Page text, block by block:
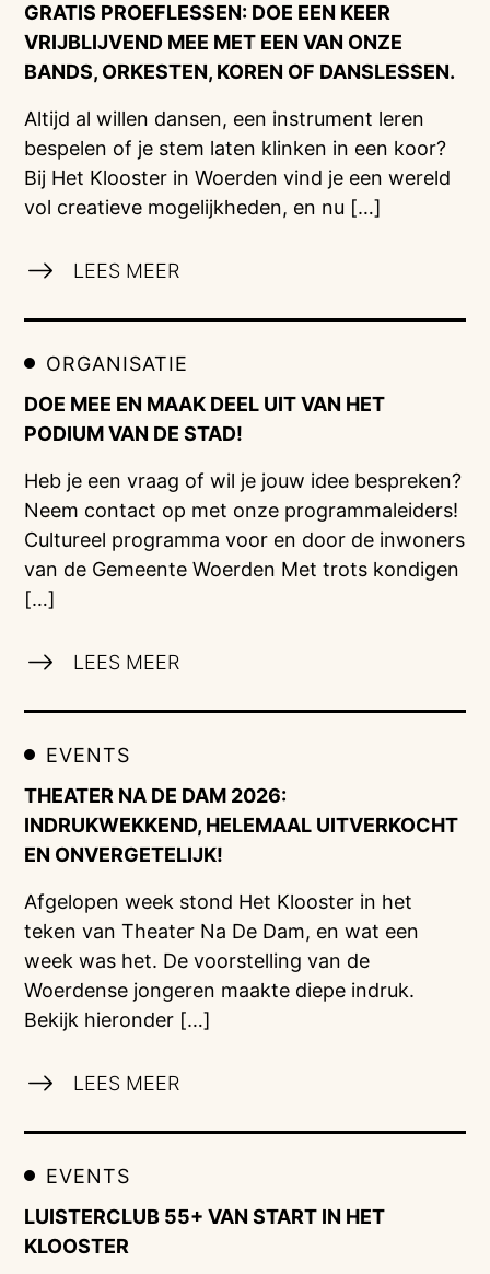
GRATIS PROEFLESSEN: DOE EEN KEER
VRIJBLIJVEND MEE MET EEN VAN ONZE
BANDS, ORKESTEN, KOREN OF DANSLESSEN.
Altijd al willen dansen, een instrument leren
bespelen of je stem laten klinken in een koor?
Bij Het Klooster in Woerden vind je een wereld
vol creatieve mogelijkheden, en nu […]
LEES MEER
ORGANISATIE
DOE MEE EN MAAK DEEL UIT VAN HET
PODIUM VAN DE STAD!
Heb je een vraag of wil je jouw idee bespreken?
Neem contact op met onze programmaleiders!
Cultureel programma voor en door de inwoners
van de Gemeente Woerden Met trots kondigen
[…]
LEES MEER
EVENTS
THEATER NA DE DAM 2026:
INDRUKWEKKEND, HELEMAAL UITVERKOCHT
EN ONVERGETELIJK!
Afgelopen week stond Het Klooster in het
teken van Theater Na De Dam, en wat een
week was het. De voorstelling van de
Woerdense jongeren maakte diepe indruk.
Bekijk hieronder […]
LEES MEER
EVENTS
LUISTERCLUB 55+ VAN START IN HET
KLOOSTER